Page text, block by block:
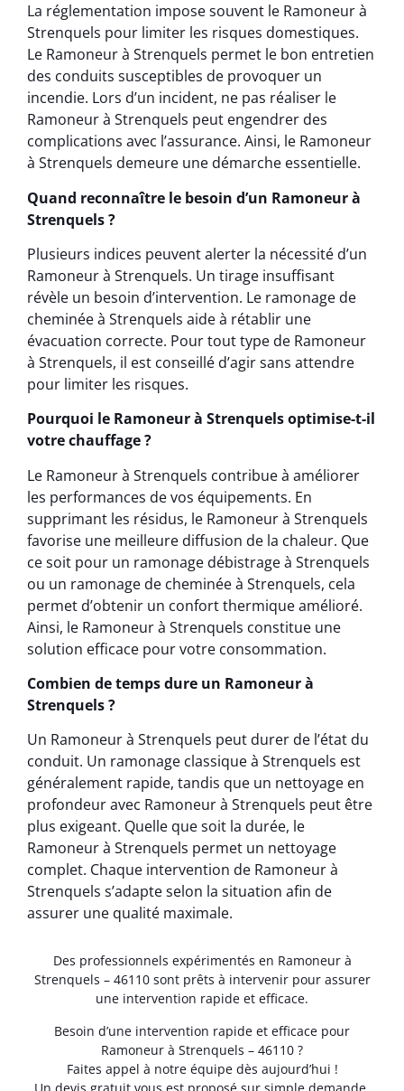
La réglementation impose souvent le Ramoneur à
Strenquels pour limiter les risques domestiques.
Le Ramoneur à Strenquels permet le bon entretien
des conduits susceptibles de provoquer un
incendie. Lors d’un incident, ne pas réaliser le
Ramoneur à Strenquels peut engendrer des
complications avec l’assurance. Ainsi, le Ramoneur
à Strenquels demeure une démarche essentielle.
Quand reconnaître le besoin d’un Ramoneur à
Strenquels ?
Plusieurs indices peuvent alerter la nécessité d’un
Ramoneur à Strenquels. Un tirage insuffisant
révèle un besoin d’intervention. Le ramonage de
cheminée à Strenquels aide à rétablir une
évacuation correcte. Pour tout type de Ramoneur
à Strenquels, il est conseillé d’agir sans attendre
pour limiter les risques.
Pourquoi le Ramoneur à Strenquels optimise-t-il
votre chauffage ?
Le Ramoneur à Strenquels contribue à améliorer
les performances de vos équipements. En
supprimant les résidus, le Ramoneur à Strenquels
favorise une meilleure diffusion de la chaleur. Que
ce soit pour un ramonage débistrage à Strenquels
ou un ramonage de cheminée à Strenquels, cela
permet d’obtenir un confort thermique amélioré.
Ainsi, le Ramoneur à Strenquels constitue une
solution efficace pour votre consommation.
Combien de temps dure un Ramoneur à
Strenquels ?
Un Ramoneur à Strenquels peut durer de l’état du
conduit. Un ramonage classique à Strenquels est
généralement rapide, tandis que un nettoyage en
profondeur avec Ramoneur à Strenquels peut être
plus exigeant. Quelle que soit la durée, le
Ramoneur à Strenquels permet un nettoyage
complet. Chaque intervention de Ramoneur à
Strenquels s’adapte selon la situation afin de
assurer une qualité maximale.
Des professionnels expérimentés en Ramoneur à
Strenquels – 46110 sont prêts à intervenir pour assurer
une intervention rapide et efficace.
Besoin d’une intervention rapide et efficace pour
Ramoneur à Strenquels – 46110 ?
Faites appel à notre équipe dès aujourd’hui !